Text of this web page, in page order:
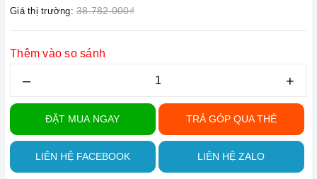
Giá thị trường: 38.782.000₫
Thêm vào so sánh
– +
ĐẶT MUA NGAY TRẢ GÓP QUA THẺ
LIÊN HỆ FACEBOOK LIÊN HỆ ZALO